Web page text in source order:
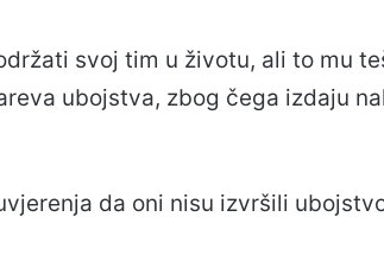
svoj tim u životu, ali to mu
ubojstva, zbog čega izdaju
da oni nisu izvršili